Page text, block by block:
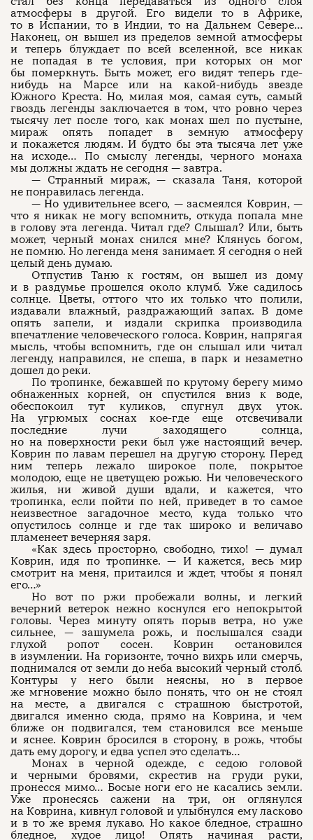
атмосферы в другой. Его видели то в Африке,
то в Испании, то в Индии, то на Дальнем Севере…
Наконец, он вышел из пределов земной атмосферы
и теперь блуждает по всей вселенной, все никак
не попадая в те условия, при которых он мог
бы померкнуть. Быть может, его видят теперь где-
нибудь на Марсе или на какой-нибудь звезде
Южного Креста. Но, милая моя, самая суть, самый
гвоздь легенды заключается в том, что ровно через
тысячу лет после того, как монах шел по пустыне,
мираж опять попадет в земную атмосферу
и покажется людям. И будто бы эта тысяча лет уже
на исходе… По смыслу легенды, черного монаха
мы должны ждать не сегодня — завтра.
— Странный мираж, — сказала Таня, которой
не понравилась легенда.
— Но удивительнее всего, — засмеялся Коврин, —
что я никак не могу вспомнить, откуда попала мне
в голову эта легенда. Читал где? Слышал? Или, быть
может, черный монах снился мне? Клянусь богом,
не помню. Но легенда меня занимает. Я сегодня о ней
целый день думаю.
Отпустив Таню к гостям, он вышел из дому
и в раздумье прошелся около клумб. Уже садилось
солнце. Цветы, оттого что их только что полили,
издавали влажный, раздражающий запах. В доме
опять запели, и издали скрипка производила
впечатление человеческого голоса. Коврин, напрягая
мысль, чтобы вспомнить, где он слышал или читал
легенду, направился, не спеша, в парк и незаметно
дошел до реки.
По тропинке, бежавшей по крутому берегу мимо
обнаженных корней, он спустился вниз к воде,
обеспокоил тут куликов, спугнул двух уток.
На угрюмых соснах кое-где еще отсвечивали
последние лучи заходящего солнца,
но на поверхности реки был уже настоящий вечер.
Коврин по лавам перешел на другую сторону. Перед
ним теперь лежало широкое поле, покрытое
молодою, еще не цветущею рожью. Ни человеческого
жилья, ни живой души вдали, и кажется, что
тропинка, если пойти по ней, приведет в то самое
неизвестное загадочное место, куда только что
опустилось солнце и где так широко и величаво
пламенеет вечерняя заря.
«Как здесь просторно, свободно, тихо! — думал
Коврин, идя по тропинке. — И кажется, весь мир
смотрит на меня, притаился и ждет, чтобы я понял
его…»
Но вот по ржи пробежали волны, и легкий
вечерний ветерок нежно коснулся его непокрытой
головы. Через минуту опять порыв ветра, но уже
сильнее, — зашумела рожь, и послышался сзади
глухой ропот сосен. Коврин остановился
в изумлении. На горизонте, точно вихрь или смерчь,
поднимался от земли до неба высокий черный столб.
Контуры у него были неясны, но в первое
же мгновение можно было понять, что он не стоял
на месте, а двигался с страшною быстротой,
двигался именно сюда, прямо на Коврина, и чем
ближе он подвигался, тем становился все меньше
и яснее. Коврин бросился в сторону, в рожь, чтобы
дать ему дорогу, и едва успел это сделать…
Монах в черной одежде, с седою головой
и черными бровями, скрестив на груди руки,
пронесся мимо… Босые ноги его не касались земли.
Уже пронесясь сажени на три, он оглянулся
на Коврина, кивнул головой и улыбнулся ему ласково
и в то же время лукаво. Но какое бледное, страшно
бледное, худое лицо! Опять начиная расти,